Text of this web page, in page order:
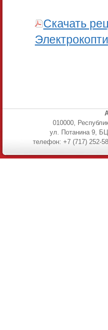
Скачать
010000,
ул. Потанина 9,
телефон: +7 (717) 252-